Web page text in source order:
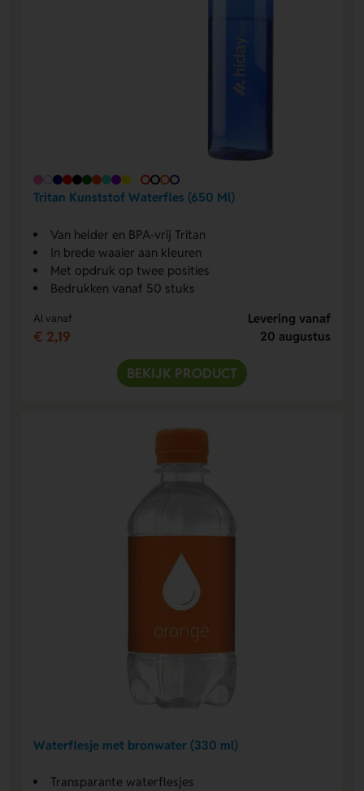
Tritan Kunststof Waterfles (650 Ml)
Van helder en BPA-vrij Tritan
In brede waaier aan kleuren
Met opdruk op twee posities
Bedrukken vanaf 50 stuks
Al vanaf
€ 2,19
Levering vanaf
20 augustus
BEKIJK PRODUCT
Waterflesje met bronwater (330 ml)
Transparante waterflesjes